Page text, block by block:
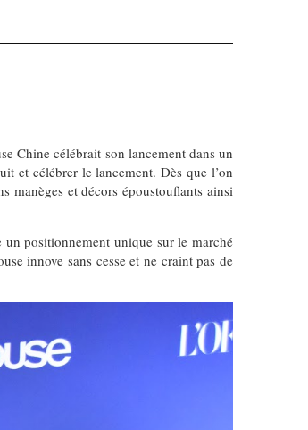
Chine célébrait son lancement dans un
et célébrer le lancement. Dès que l’on
manèges et décors époustouflants ainsi
un positionnement unique sur le marché
innove sans cesse et ne craint pas de